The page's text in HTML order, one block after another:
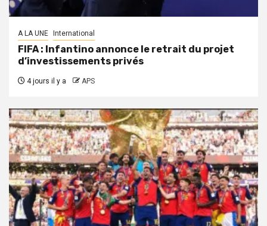
A LA UNE International
FIFA : Infantino annonce le retrait du projet
d’investissements privés
4 jours il y a APS